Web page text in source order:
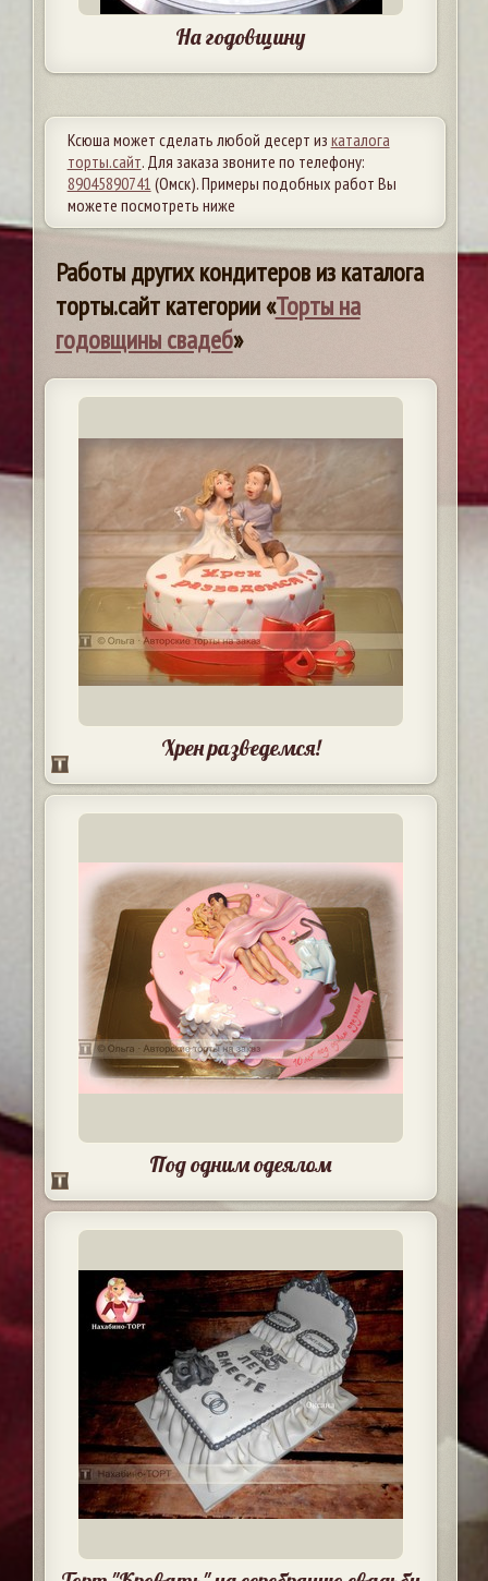
На годовщину
Ксюша может сделать любой десерт из каталога
торты.сайт. Для заказа звоните по телефону:
89045890741 (Омск). Примеры подобных работ Вы
можете посмотреть ниже
Работы других кондитеров из каталога
торты.сайт категории «Торты на
годовщины свадеб»
Хрен разведемся!
Под одним одеялом